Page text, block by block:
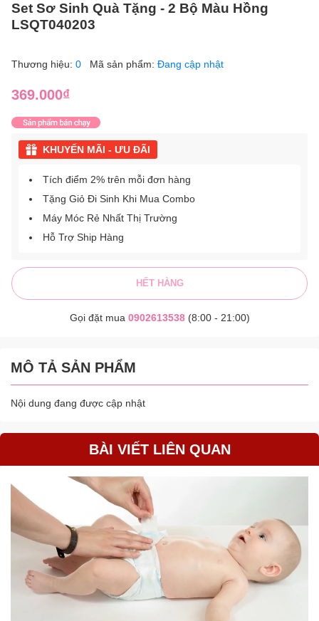
Set Sơ Sinh Quà Tặng - 2 Bộ Màu Hồng
LSQT040203
Thương hiệu: 0 Mã sản phẩm: Đang cập nhật
369.000₫
KHUYẾN MÃI - ƯU ĐÃI
Tích điểm 2% trên mỗi đơn hàng
Tặng Giỏ Đi Sinh Khi Mua Combo
Máy Móc Rẻ Nhất Thị Trường
Hỗ Trợ Ship Hàng
HẾT HÀNG
Gọi đặt mua 0902613538(8:00 - 21:00)
MÔ TẢ SẢN PHẨM
Nội dung đang được cập nhật
BÀI VIẾT LIÊN QUAN